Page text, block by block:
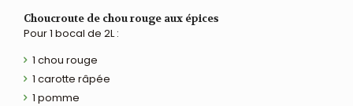
Choucroute de chou rouge aux épices
Pour 1 bocal de 2L :
1 chou rouge
1 carotte râpée
1 pomme